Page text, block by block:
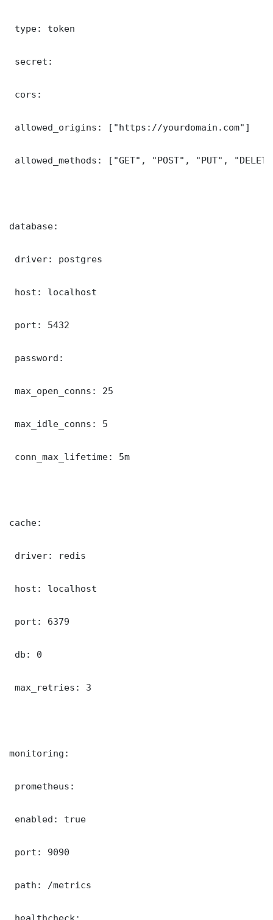
type: token
secret:
cors:
allowed_origins: ["https://yourdomain.com"]
allowed_methods: ["GET", "POST", "PUT",
database:
driver: postgres
host: localhost
port: 5432
password:
max_open_conns: 25
max_idle_conns: 5
conn_max_lifetime: 5m
cache:
driver: redis
host: localhost
port: 6379
db: 0
max_retries: 3
monitoring:
prometheus:
enabled: true
port: 9090
path: /metrics